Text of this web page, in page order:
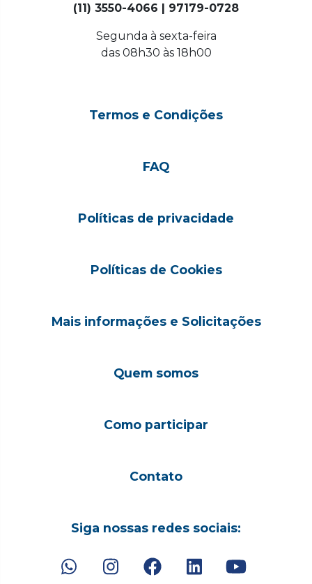
(11) 3550-4066 | 97179-0728
Segunda à sexta-feira
das 08h30 às 18h00
Termos e Condições
FAQ
Políticas de privacidade
Políticas de Cookies
Mais informações e Solicitações
Quem somos
Como participar
Contato
Siga nossas redes sociais: